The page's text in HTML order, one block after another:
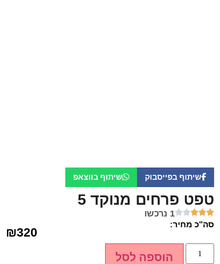
שיתוף בפייסבוק שיתוף בווצאפ
טפט פרחים מנוקד 5
1 נרכשו
סה"כ מחיר:
₪320
הוספה לסל